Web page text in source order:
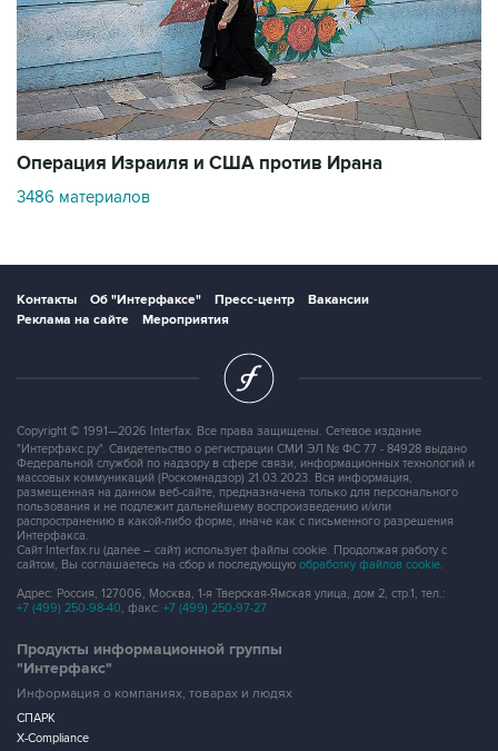
Операция Израиля и США против Ирана
3486 материалов
Контакты Об "Интерфаксе" Пресс-центр
Вакансии
Реклама на сайте
Мероприятия
Copyright © 1991—2026 Interfax. Все права защищены. Сетевое издание
"Интерфакс.ру". Свидетельство о регистрации СМИ ЭЛ № ФС 77 - 84928 выдано
Федеральной службой по надзору в сфере связи, информационных технологий и
массовых коммуникаций (Роскомнадзор) 21.03.2023. Вся информация,
размещенная на данном веб-сайте, предназначена только для персонального
пользования и не подлежит дальнейшему воспроизведению и/или
распространению в какой-либо форме, иначе как с письменного разрешения
Интерфакса.
Сайт Interfax.ru (далее – сайт) использует файлы cookie. Продолжая работу с
сайтом, Вы соглашаетесь на сбор и последующую обработку файлов cookie.
Адрес: Россия, 127006, Москва, 1-я Тверская-Ямская улица, дом 2, стр.1, тел.:
+7 (499) 250-98-40, факс: +7 (499) 250-97-27
Продукты информационной группы
"Интерфакс"
Информация о компаниях, товарах и людях
СПАРК
X-Compliance